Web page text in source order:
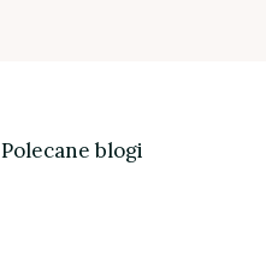
Polecane blogi